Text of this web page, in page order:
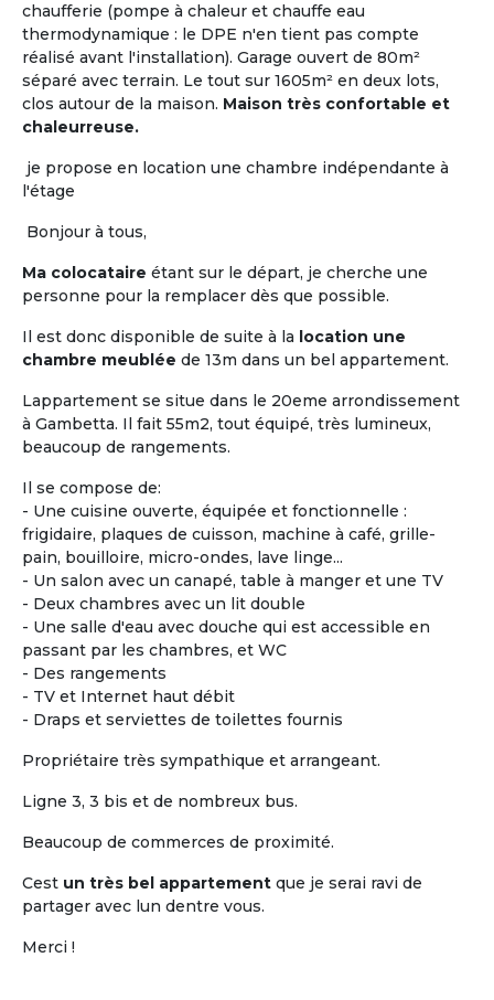
chaufferie (pompe à chaleur et chauffe eau
thermodynamique : le DPE n'en tient pas compte
réalisé avant l'installation). Garage ouvert de 80m²
séparé avec terrain. Le tout sur 1605m² en deux lots,
clos autour de la maison. Maison très confortable et
chaleurreuse.
je propose en location une chambre indépendante à
l'étage
Bonjour à tous,
Ma colocataire étant sur le départ, je cherche une
personne pour la remplacer dès que possible.
Il est donc disponible de suite à la location une
chambre meublée de 13m dans un bel appartement.
Lappartement se situe dans le 20eme arrondissement
à Gambetta. Il fait 55m2, tout équipé, très lumineux,
beaucoup de rangements.
Il se compose de:
- Une cuisine ouverte, équipée et fonctionnelle :
frigidaire, plaques de cuisson, machine à café, grille-
pain, bouilloire, micro-ondes, lave linge...
- Un salon avec un canapé, table à manger et une TV
- Deux chambres avec un lit double
- Une salle d'eau avec douche qui est accessible en
passant par les chambres, et WC
- Des rangements
- TV et Internet haut débit
- Draps et serviettes de toilettes fournis
Propriétaire très sympathique et arrangeant.
Ligne 3, 3 bis et de nombreux bus.
Beaucoup de commerces de proximité.
Cest un très bel appartement que je serai ravi de
partager avec lun dentre vous.
Merci !
La Maison Partagée , nouveau modèle de
Partagé Senior, séduit de nombreux retraités ou
futurs retraités, qui aspirent à un mode de vie
collectif où chacun a son rôle à jouer.
Le logement partagé pour seniors, habitat à taille
humaine, est une alternative entre la vie à domicile
et lamaison de retraite.
Les locataires ou
colocataires n'y sont pas « accueillis », ils sont
réellement chez eux.
objectif principal de permettre de « vivre chez soi
sans être seul ».
Vous êtes propriétaire d'un logement seniors ou
gestionnaire d’une Maison Partagée existante ou
Proposer une
Vivre ensemble dans un